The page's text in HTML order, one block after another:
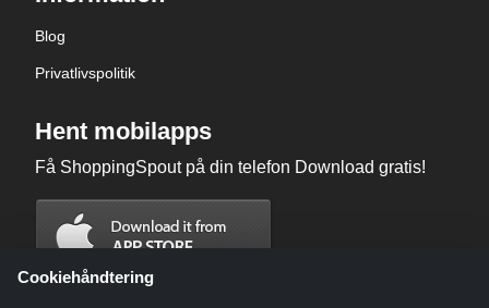
Blog
Privatlivspolitik
Hent mobilapps
Få ShoppingSpout på din telefon Download gratis!
Cookiehåndtering